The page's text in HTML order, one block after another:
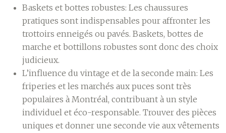
Baskets et bottes robustes: Les chaussures
pratiques sont indispensables pour affronter les
trottoirs enneigés ou pavés. Baskets, bottes de
marche et bottillons robustes sont donc des choix
judicieux.
L’influence du vintage et de la seconde main: Les
friperies et les marchés aux puces sont très
populaires à Montréal, contribuant à un style
individuel et éco-responsable. Trouver des pièces
uniques et donner une seconde vie aux vêtements